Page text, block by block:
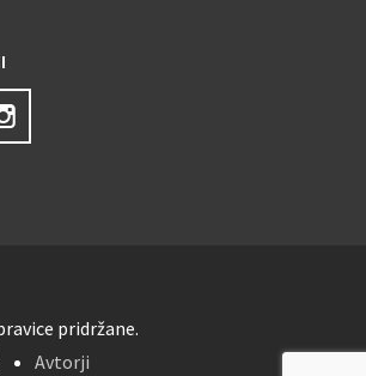
pridržane.
Avtorji